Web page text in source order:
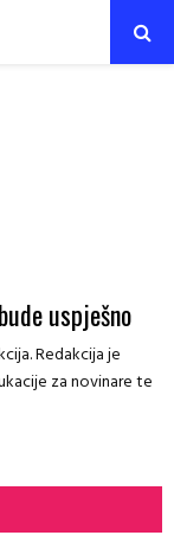
uspješno
Redakcija je
za novinare te